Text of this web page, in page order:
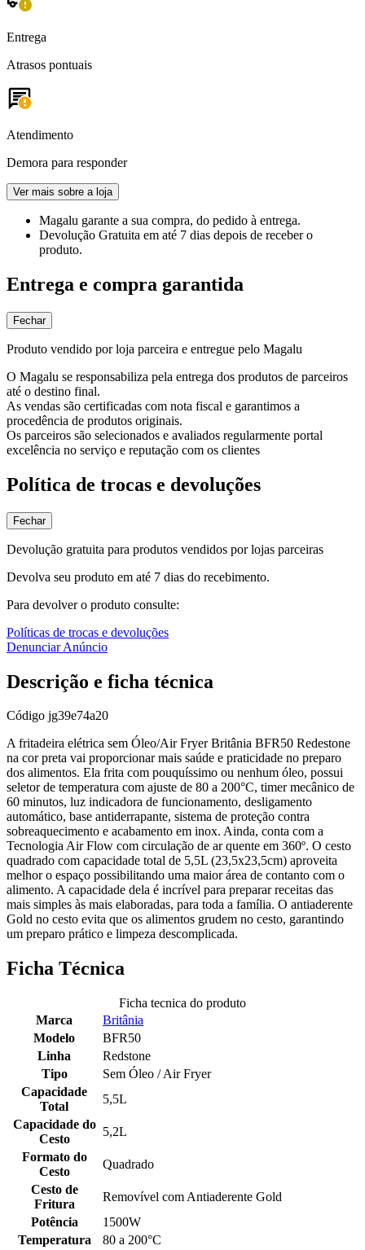
Entrega
Atrasos pontuais
Atendimento
Demora para responder
Ver mais sobre a loja
Magalu garante a sua compra, do pedido à entrega.
Devolução Gratuita em até 7 dias depois de receber o
produto.
Entrega e compra garantida
Fechar
Produto vendido por loja parceira e entregue pelo Magalu
O Magalu se responsabiliza pela entrega dos produtos de parceiros
até o destino final.
As vendas são certificadas com nota fiscal e garantimos a
procedência de produtos originais.
Os parceiros são selecionados e avaliados regularmente portal
excelência no serviço e reputação com os clientes
Política de trocas e devoluções
Fechar
Devolução gratuita para produtos vendidos por lojas parceiras
Devolva seu produto em até 7 dias do recebimento.
Para devolver o produto consulte:
Políticas de trocas e devoluções
Denunciar Anúncio
Descrição e ficha técnica
Código jg39e74a20
A fritadeira elétrica sem Óleo/Air Fryer Britânia BFR50 Redestone
na cor preta vai proporcionar mais saúde e praticidade no preparo
dos alimentos. Ela frita com pouquíssimo ou nenhum óleo, possui
seletor de temperatura com ajuste de 80 a 200°C, timer mecânico de
60 minutos, luz indicadora de funcionamento, desligamento
automático, base antiderrapante, sistema de proteção contra
sobreaquecimento e acabamento em inox. Ainda, conta com a
Tecnologia Air Flow com circulação de ar quente em 360º. O cesto
quadrado com capacidade total de 5,5L (23,5x23,5cm) aproveita
melhor o espaço possibilitando uma maior área de contanto com o
alimento. A capacidade dela é incrível para preparar receitas das
mais simples às mais elaboradas, para toda a família. O antiaderente
Gold no cesto evita que os alimentos grudem no cesto, garantindo
um preparo prático e limpeza descomplicada.
Ficha Técnica
Ficha tecnica do produto
Marca
Britânia
Modelo
BFR50
Linha
Redstone
Tipo
Sem Óleo / Air Fryer
Capacidade
Total
5,5L
Capacidade do
Cesto
5,2L
Formato do
Cesto
Quadrado
Cesto de
Fritura
Removível com Antiaderente Gold
Potência
1500W
Temperatura
80 a 200°C